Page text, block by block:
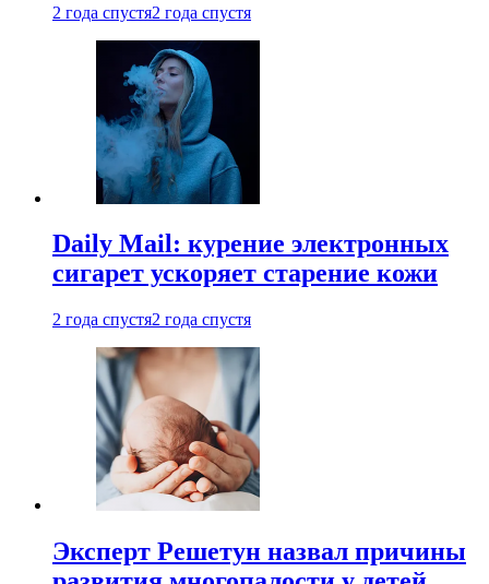
2 года спустя2 года спустя
Daily Mail: курение электронных
сигарет ускоряет старение кожи
2 года спустя2 года спустя
Эксперт Решетун назвал причины